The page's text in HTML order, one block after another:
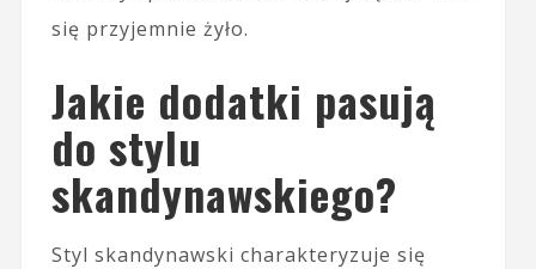
się przyjemnie żyło.
Jakie dodatki pasują
do stylu
skandynawskiego?
Styl skandynawski charakteryzuje się